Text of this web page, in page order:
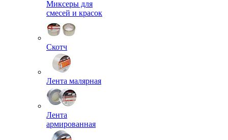
Миксеры для
смесей и красок
Скотч
Лента малярная
Лента
армированная